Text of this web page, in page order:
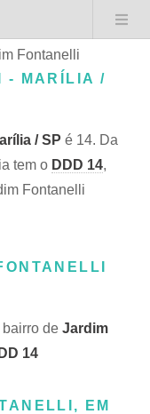
Fontanelli
- MARÍLIA /
/ SP é 14. Da
tem o DDD 14,
Fontanelli
de Jardim
14
EM